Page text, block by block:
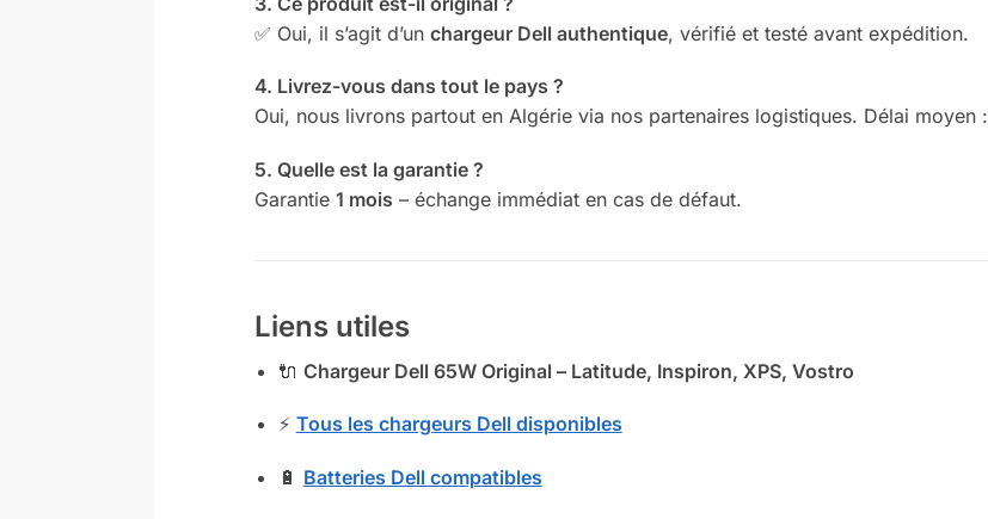
✅ Oui, il s’agit d’un chargeur Dell authentique, vérifié et testé avant expédition.
4. Livrez-vous dans tout le pays ?
Oui, nous livrons partout en Algérie via nos partenaires logistiques. Délai moyen :
5. Quelle est la garantie ?
Garantie 1 mois – échange immédiat en cas de défaut.
Liens utiles
🔌 Chargeur Dell 65W Original – Latitude, Inspiron, XPS, Vostro
⚡ Tous les chargeurs Dell disponibles
🔋 Batteries Dell compatibles